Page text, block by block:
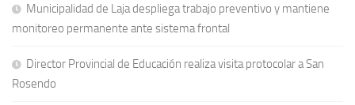
Municipalidad de Laja despliega trabajo preventivo y mantiene
monitoreo permanente ante sistema frontal
Director Provincial de Educación realiza visita protocolar a San
Rosendo